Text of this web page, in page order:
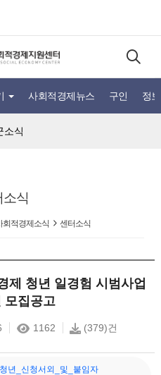
사회적경제뉴스 구인 정
소식
소식
회적경제소식 센터소식
제 청년 일경험 시범사업
모집공고
1162 (379)건
년_신청서외_및_붙임자